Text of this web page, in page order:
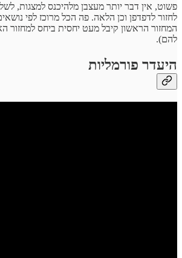
פשוט, אין דבר יותר מעצבן מלהיכנס למצגות,
לחזור לדפדפן וכן הלאה. פה הכל מרוכז לפי
המחזור הראשון קיבל מעט יחסית ביחס למחזור
להם).
היעדר פורמליות